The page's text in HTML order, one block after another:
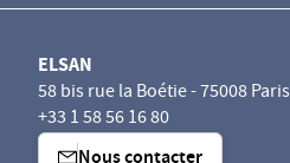
ELSAN
58 bis rue la Boétie - 75008 Paris
+33 1 58 56 16 80